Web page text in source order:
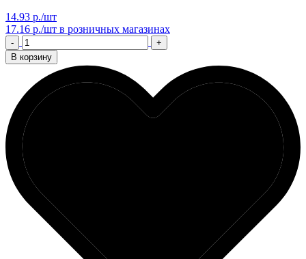
14.93 р./шт
17.16 р./шт в розничных магазинах
-
+
В корзину